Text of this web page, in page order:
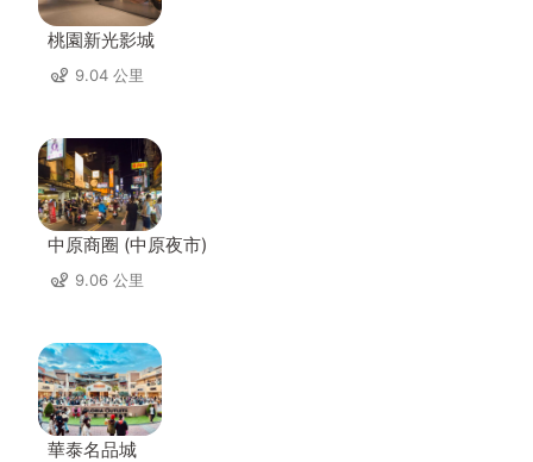
桃園新光影城
9.04 公里
中原商圈 (中原夜市)
9.06 公里
華泰名品城